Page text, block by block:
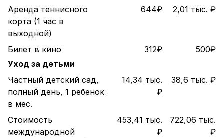
Аренда теннисного
корта (1 час в
выходной)
644₽ 2,01 тыс. ₽
Билет в кино 312₽
500₽
Уход за детьми
Частный детский сад,
полный день, 1 ребенок
в мес.
14,34 тыс.
₽
38,6 тыс. ₽
Стоимость
международной
453,41 тыс.
₽
722,06 тыс.
₽